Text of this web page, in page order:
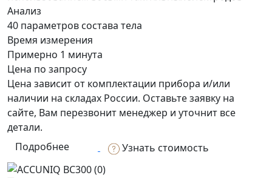
Анализ
40 параметров состава тела
Время измерения
Примерно 1 минута
Цена по запросу
Цена зависит от комплектации прибора и/или
наличии на складах России. Оставьте заявку на
сайте, Вам перезвонит менеджер и уточнит все
детали.
Подробнее
Узнать стоимость